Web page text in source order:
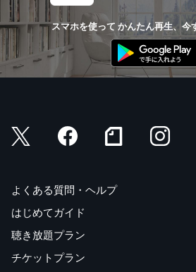
スマホを使って かんたん再生、今
よくある質問・ヘルプ
はじめてガイド
聴き放題プラン
チケットプラン